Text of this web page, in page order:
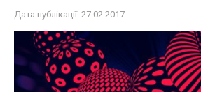
Дата публікації: 27.02.2017